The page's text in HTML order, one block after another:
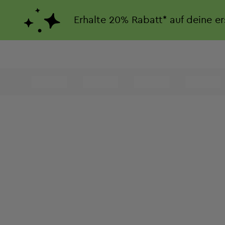
Erhalte 20% Rabatt* auf deine